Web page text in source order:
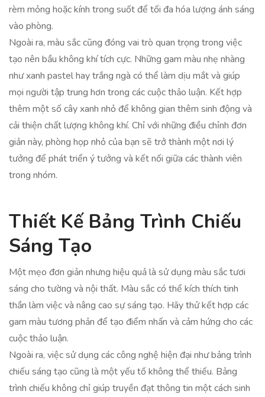
rèm mỏng hoặc kính trong suốt để tối đa hóa lượng ánh sáng
vào phòng.
Ngoài ra, màu sắc cũng đóng vai trò quan trọng trong việc
tạo nên bầu không khí tích cực. Những gam màu nhẹ nhàng
như xanh pastel hay trắng ngà có thể làm dịu mắt và giúp
mọi người tập trung hơn trong các cuộc thảo luận. Kết hợp
thêm một số cây xanh nhỏ để không gian thêm sinh động và
cải thiện chất lượng không khí. Chỉ với những điều chỉnh đơn
giản này, phòng họp nhỏ của bạn sẽ trở thành một nơi lý
tưởng để phát triển ý tưởng và kết nối giữa các thành viên
trong nhóm.
Thiết Kế Bảng Trình Chiếu
Sáng Tạo
Một mẹo đơn giản nhưng hiệu quả là sử dụng màu sắc tươi
sáng cho tường và nội thất. Màu sắc có thể kích thích tinh
thần làm việc và nâng cao sự sáng tạo. Hãy thử kết hợp các
gam màu tương phản để tạo điểm nhấn và cảm hứng cho các
cuộc thảo luận.
Ngoài ra, việc sử dụng các công nghệ hiện đại như bảng trình
chiếu sáng tạo cũng là một yếu tố không thể thiếu. Bảng
trình chiếu không chỉ giúp truyền đạt thông tin một cách sinh